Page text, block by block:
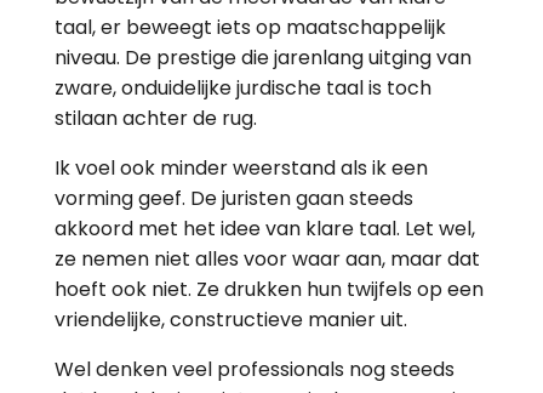
taal, er beweegt iets op maatschappelijk
niveau. De prestige die jarenlang uitging van
zware, onduidelijke jurdische taal is toch
stilaan achter de rug.
Ik voel ook minder weerstand als ik een
vorming geef. De juristen gaan steeds
akkoord met het idee van klare taal. Let wel,
ze nemen niet alles voor waar aan, maar dat
hoeft ook niet. Ze drukken hun twijfels op een
vriendelijke, constructieve manier uit.
Wel denken veel professionals nog steeds